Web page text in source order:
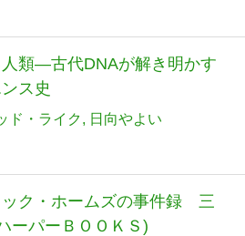
類―古代DNAが解き明かす
ス史
ド・ライク 日向やよい
ック・ホームズの事件録 三
ーパーＢＯＯＫＳ)